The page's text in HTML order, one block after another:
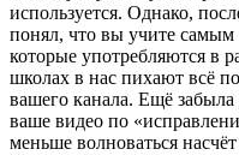
используется. Однако,
понял, что вы учите
которые употребляются в
школах в нас пихают всё
вашего канала. Ещё забыла
ваше видео по
меньше волноваться